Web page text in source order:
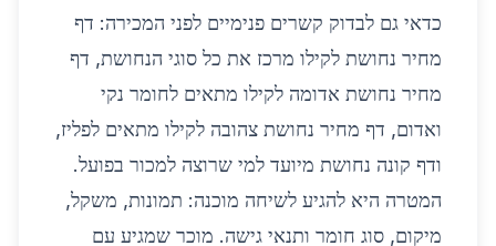
כדאי גם לבדוק קשרים פנימיים לפני המכירה: דף
מחיר נחושת לקילו מרכז את כל סוגי הנחושת, דף
מחיר נחושת אדומה לקילו מתאים לחומר נקי
ואדום, דף מחיר נחושת צהובה לקילו מתאים לפליז,
ודף קונה נחושת מיועד למי שרוצה למכור בפועל.
המטרה היא להגיע לשיחה מוכנה: תמונות, משקל,
מיקום, סוג חומר ותנאי גישה. מוכר שמגיע עם